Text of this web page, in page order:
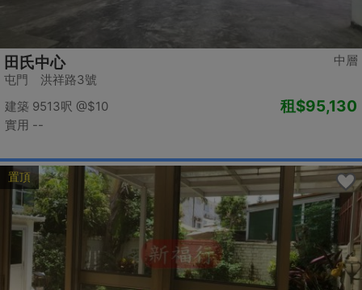
中層
田氏中心
屯門 洪祥路3號
建築 9513呎 @$10
實用 --
租$95,130
置頂